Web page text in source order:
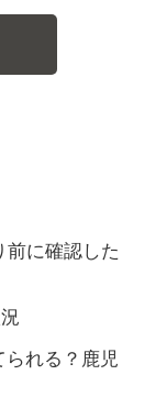
前に確認した
れる？鹿児